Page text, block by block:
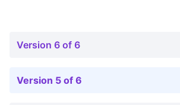
Version 6 of 6
Version 5 of 6